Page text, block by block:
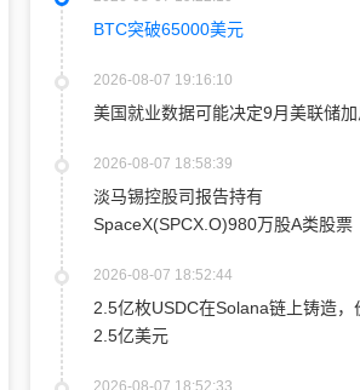
BTC突破65000美元
2026-08-07 19:16:10
美国就业数据可能决定9月美联储
2026-08-07 18:58:39
淡马锡控股司报告持有
SpaceX(SPCX.O)980万股A类股票
2026-08-07 18:52:44
2.5亿枚USDC在Solana链上铸造，
2.5亿美元
2026-08-07 18:52:33